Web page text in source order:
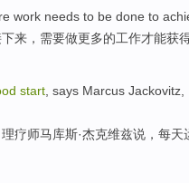
work needs to be done to
来 ， 需要做更多的工作才能获
start, says Marcus Jackovitz,
疗师马库斯·杰克维兹说 ， 每天